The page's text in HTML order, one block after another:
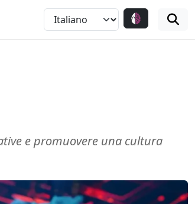
e promuovere una cultura